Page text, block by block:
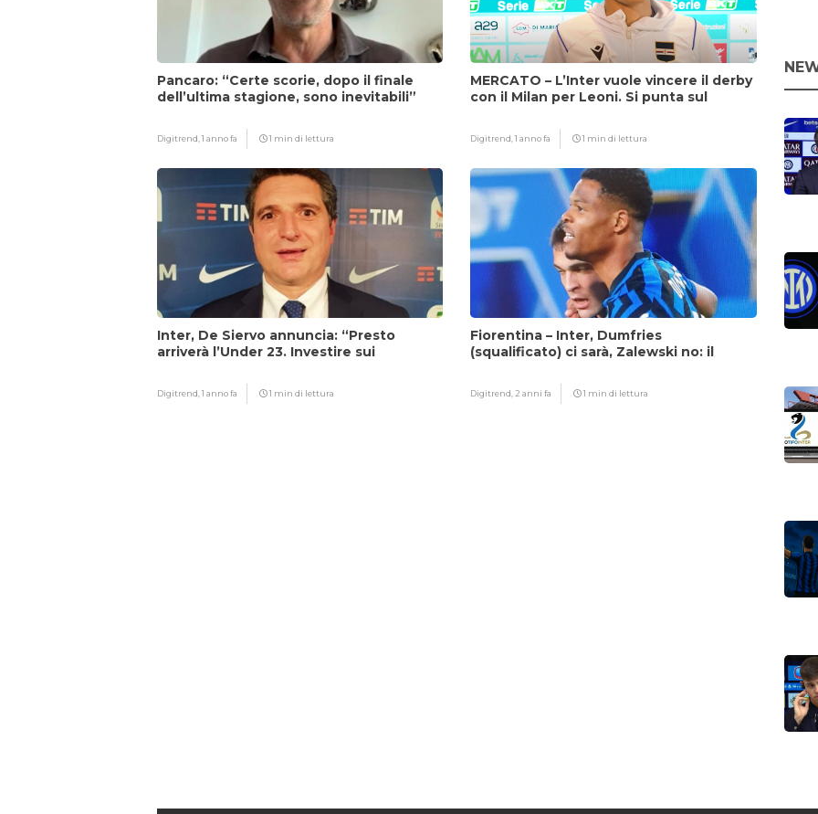
Pancaro: “Certe scorie, dopo il finale
dell’ultima stagione, sono inevitabili”
Digitrend,1 anno fa 1 min di lettura
MERCATO – L’Inter vuole vincere il derby
con il Milan per Leoni. Si punta sul
Digitrend,1 anno fa 1 min di lettura
Inter, De Siervo annuncia: “Presto
arriverà l’Under 23. Investire sui
Digitrend,1 anno fa 1 min di lettura
Fiorentina – Inter, Dumfries
(squalificato) ci sarà, Zalewski no: il
Digitrend,2 anni fa 1 min di lettura